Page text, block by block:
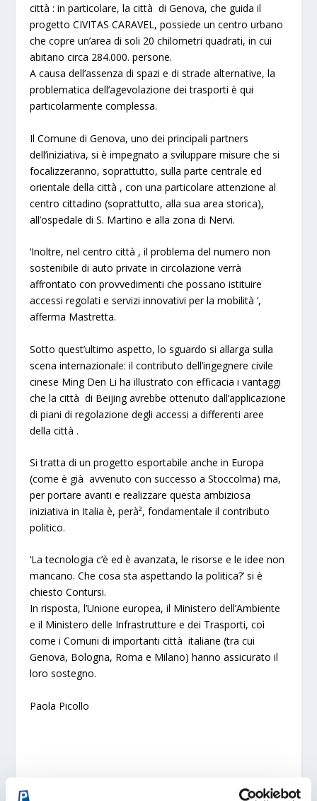
città : in particolare, la città di Genova, che guida il
progetto CIVITAS CARAVEL, possiede un centro urbano
che copre un’area di soli 20 chilometri quadrati, in cui
abitano circa 284.000. persone.
A causa dell’assenza di spazi e di strade alternative, la
problematica dell’agevolazione dei trasporti è qui
particolarmente complessa.
Il Comune di Genova, uno dei principali partners
dell’iniziativa, si è impegnato a sviluppare misure che si
focalizzeranno, soprattutto, sulla parte centrale ed
orientale della città , con una particolare attenzione al
centro cittadino (soprattutto, alla sua area storica),
all’ospedale di S. Martino e alla zona di Nervi.
‘Inoltre, nel centro città , il problema del numero non
sostenibile di auto private in circolazione verrà
affrontato con provvedimenti che possano istituire
accessi regolati e servizi innovativi per la mobilità ‘,
afferma Mastretta.
Sotto quest’ultimo aspetto, lo sguardo si allarga sulla
scena internazionale: il contributo dell’ingegnere civile
cinese Ming Den Li ha illustrato con efficacia i vantaggi
che la città di Beijing avrebbe ottenuto dall’applicazione
di piani di regolazione degli accessi a differenti aree
della città .
Si tratta di un progetto esportabile anche in Europa
(come è già avvenuto con successo a Stoccolma) ma,
per portare avanti e realizzare questa ambiziosa
iniziativa in Italia è, perà², fondamentale il contributo
politico.
‘La tecnologia c’è ed è avanzata, le risorse e le idee non
mancano. Che cosa sta aspettando la politica?’si è
chiesto Contursi.
In risposta, l’Unione europea, il Ministero dell’Ambiente
e il Ministero delle Infrastrutture e dei Trasporti, coì
come i Comuni di importanti città italiane (tra cui
Genova, Bologna, Roma e Milano) hanno assicurato il
loro sostegno.
Paola Picollo